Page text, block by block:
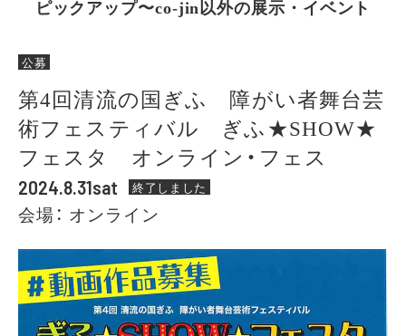
ピックアップ〜co-jin以外の展示・イベント
公募
第4回清流の国ぎふ 障がい者舞台芸
術フェスティバル ぎふ★SHOW★
フェスタ オンライン・フェス
2024.8.31sat 終了しました
会場： オンライン